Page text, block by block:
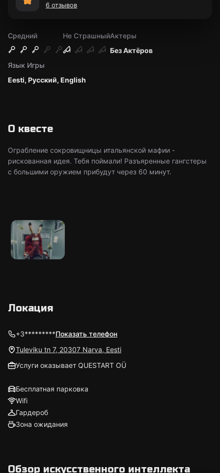
Средний
Не Страшный
Без Актёров
Актеры
Eesti, Русский, English
Язык Игры
О квесте
Ограбление сокровищницы итальянской мафии -
рискованная идея. Тебя поймали! Разъяренные гангстеры
с большими оружием прибудут через 60 минут.
6 отзывов
Локация
+3*********Показать телефон
Tuleviku tn 7, 20307 Narva, Eesti
Услуги оказывает QUESTART OÜ
Бесплатная парковка
Wifi
Гардероб
Зона ожидания
Обзор искусственного интеллекта